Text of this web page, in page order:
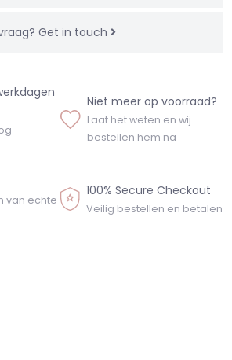
Get in touch
Niet meer op voorraad?
Laat het weten en wij
bestellen hem na
van echte
100% Secure Checkout
Veilig bestellen en betalen